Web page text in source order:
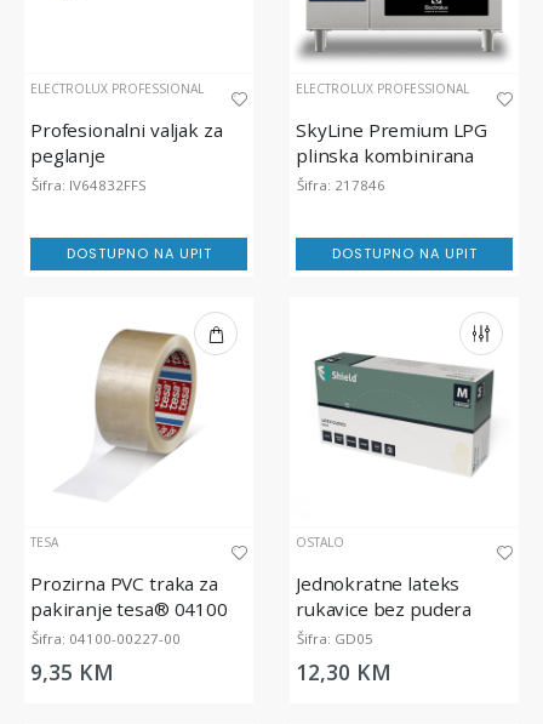
ELECTROLUX PROFESSIONAL
Profesionalni valjak za
peglanje
Šifra: IV64832FFS
DOSTUPNO NA UPIT
ELECTROLUX PROFESSIONAL
SkyLine Premium LPG
plinska kombinirana
pećnica 6GN 1/1
Šifra: 217846
DOSTUPNO NA UPIT
TESA
Prozirna PVC traka za
pakiranje tesa® 04100
tesapack Comfort, 66m x
50mm
Šifra: 04100-00227-00
9,35 KM
OSTALO
Jednokratne lateks
rukavice bez pudera
SHIELD GD05
Šifra: GD05
12,30 KM